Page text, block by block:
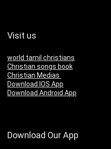
Visit us
world tamil christians
Christian songs book
Christian Medias
Download IOS App
Download Android App
Download Our App